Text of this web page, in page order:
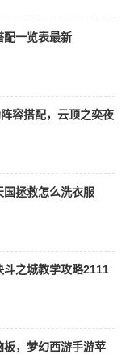
配一览表最新
容搭配，云顶之奕夜
国拯救怎么洗衣服
斗之城教学攻略2111
，梦幻西游手游苹